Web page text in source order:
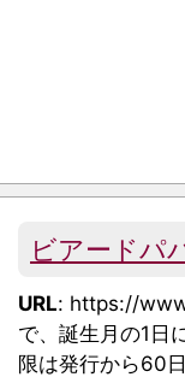
ビアードパ
URL: https://
で、誕生月の1日
限は発行から60